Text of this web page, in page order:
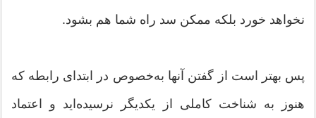
نخواهد خورد بلكه ممكن سد راه شما هم بشود.
پس بهتر است از گفتن آنها به‌خصوص در ابتدای رابطه كه
هنوز به شناخت كاملی از یكدیگر نرسیده‌اید و اعتماد